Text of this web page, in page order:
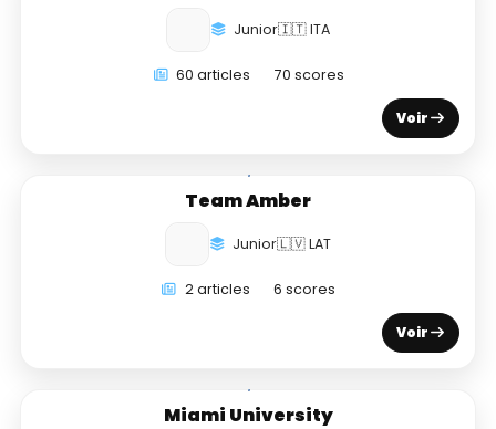
Junior🇮🇹 ITA
60 articles 70 scores
Voir
Team Amber
Junior🇱🇻 LAT
2 articles 6 scores
Voir
Miami University